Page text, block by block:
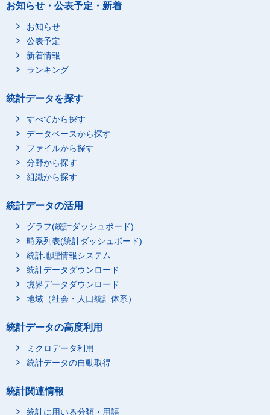
お知らせ・公表予定・新着
お知らせ
公表予定
新着情報
ランキング
統計データを探す
すべてから探す
データベースから探す
ファイルから探す
分野から探す
組織から探す
統計データの活用
グラフ(統計ダッシュボード)
時系列表(統計ダッシュボード)
統計地理情報システム
統計データダウンロード
境界データダウンロード
地域（社会・人口統計体系）
統計データの高度利用
ミクロデータ利用
統計データの自動取得
統計関連情報
統計に用いる分類・用語